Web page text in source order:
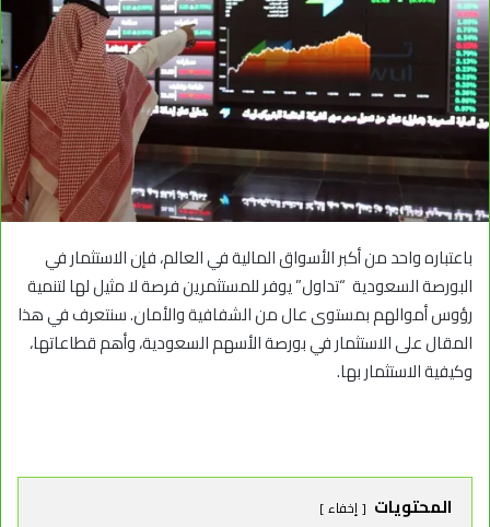
باعتباره واحد من أكبر الأسواق المالية في العالم، فإن الاستثمار في
البورصة السعودية “تداول” يوفر للمستثمرين فرصة لا مثيل لها لتنمية
رؤوس أموالهم بمستوى عال من الشفافية والأمان.سنتعرف في هذا
المقال على الاستثمار في بورصة الأسهم السعودية، وأهم قطاعاتها،
وكيفية الاستثمار بها.
المحتويات إخفاء